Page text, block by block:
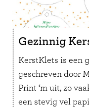
Gezinnig
KerstKlets is een
geschreven door
Print ‘m uit, zo
een stevig vel